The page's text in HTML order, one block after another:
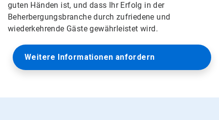
guten Händen ist, und dass Ihr Erfolg in der
Beherbergungsbranche durch zufriedene und
wiederkehrende Gäste gewährleistet wird.
Weitere Informationen anfordern